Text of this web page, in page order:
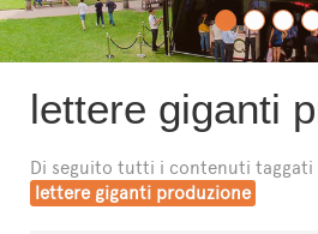
CONTATTI
lettere giganti
Di seguito tutti i contenuti taggati
lettere giganti produzione